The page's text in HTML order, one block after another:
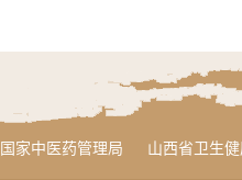
国家中医药管理局 山西省卫生